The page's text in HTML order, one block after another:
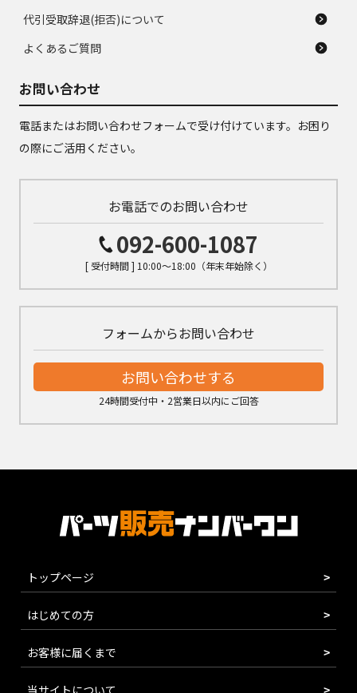
代引受取辞退(拒否)について
よくあるご質問
お問い合わせ
電話またはお問い合わせフォームで受け付けています。お困り
の際にご活用ください。
お電話でのお問い合わせ
092-600-1087
[ 受付時間 ] 10:00～18:00（年末年始除く）
フォームからお問い合わせ
お問い合わせする
24時間受付中・2営業日以内にご回答
トップページ
はじめての方
お客様に届くまで